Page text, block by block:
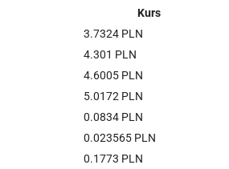
Kurs
3.7324 PLN
4.301 PLN
4.6005 PLN
5.0172 PLN
0.0834 PLN
0.023565 PLN
0.1773 PLN